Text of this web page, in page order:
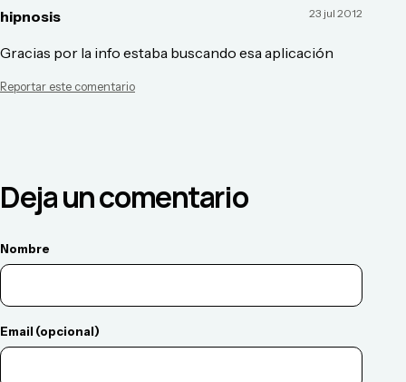
hipnosis 23 jul 2012
Gracias por la info estaba buscando esa aplicación
Reportar este comentario
Deja un comentario
Nombre
Email (opcional)